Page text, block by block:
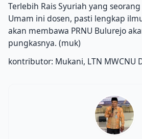
Terlebih Rais Syuriah yang
Umam ini dosen, pasti lengkap
akan membawa PRNU Bulurejo
pungkasnya. (muk)
kontributor: Mukani, LTN MWCNU